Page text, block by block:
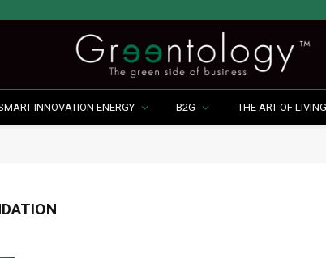
INNOVATION ENERGY B2G THE ART OF LIVING